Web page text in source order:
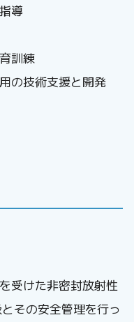
導
訓練
の技術支援と開発
受けた非密封放射性
その安全管理を行っ